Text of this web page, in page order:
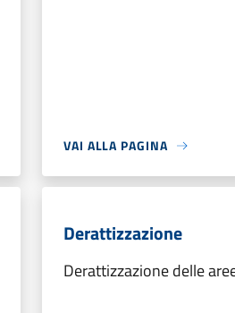
VAI ALLA PAGINA
Derattizzazione
Derattizzazione delle